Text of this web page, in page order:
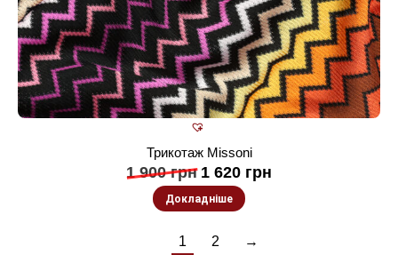
Трикотаж Missoni
1 900грн 1 620 грн
Докладніше
1 2 →